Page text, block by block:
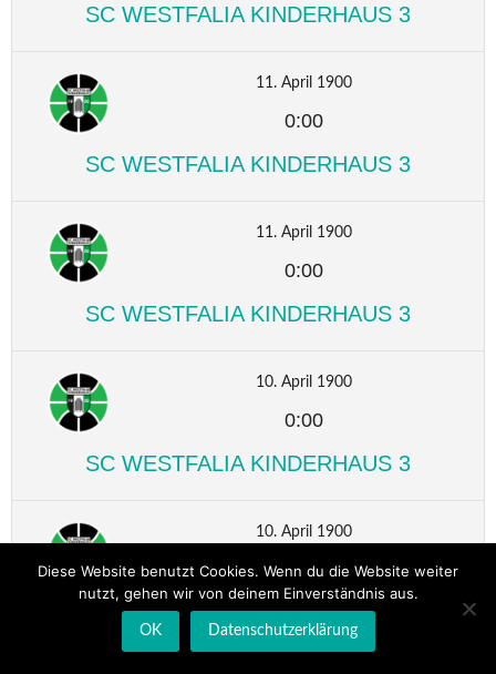
SC WESTFALIA KINDERHAUS 3
11. April 1900
0:00
SC WESTFALIA KINDERHAUS 3
11. April 1900
0:00
SC WESTFALIA KINDERHAUS 3
10. April 1900
0:00
SC WESTFALIA KINDERHAUS 3
10. April 1900
0:00
SC WESTFALIA KINDERHAUS 3
Diese Website benutzt Cookies. Wenn du die Website weiter
nutzt, gehen wir von deinem Einverständnis aus.
OK Datenschutzerklärung